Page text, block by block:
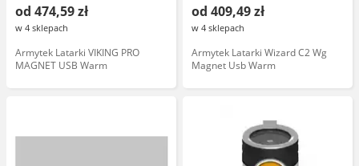
od 474,59 zł
w 4 sklepach
Armytek Latarki VIKING PRO
MAGNET USB Warm
od 409,49 zł
w 4 sklepach
Armytek Latarki Wizard C2 Wg
Magnet Usb Warm